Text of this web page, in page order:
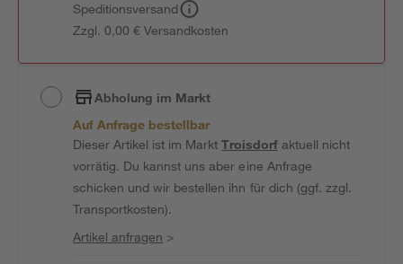
Speditionsversand
Zzgl. 0,00 € Versandkosten
Abholung im Markt
Auf Anfrage bestellbar
Dieser Artikel ist im MarktTroisdorfaktuell nicht
vorrätig. Du kannst uns aber eine Anfrage
schicken und wir bestellen ihn für dich (ggf. zzgl.
Transportkosten).
Artikel anfragen >